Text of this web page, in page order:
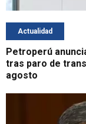
Actualidad
Petroperú
tras paro de
agosto